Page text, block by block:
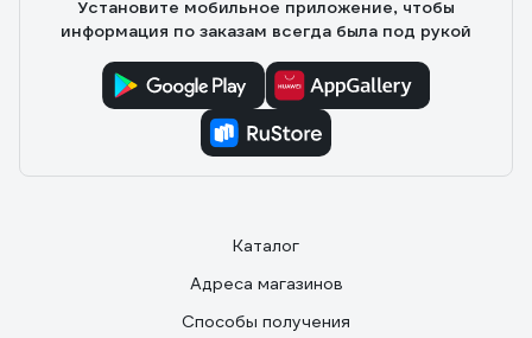
абсолютно прозрачным. Времени для корректировки
вполне достаточно даже для новичков (я клеил обои
впервые). На всякий случай двери и окна закрывал,
чтобы исключить сквозняки на время высыхания. Клей
хорошо смывается водой, если ещё не высох.
Допускается смывать в канализацию.
Установите мобильное приложение, чтобы
информация по заказам всегда была под рукой
Каталог
Адреса магазинов
Способы получения